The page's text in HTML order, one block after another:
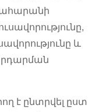
և
է ընտրվել ըստ